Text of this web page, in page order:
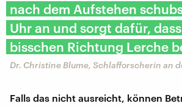
nach dem Aufstehen
Uhr an und sorgt dafür,
bisschen Richtung Lerche
Dr. Christine Blume, Schlafforscherin an
Falls das nicht ausreicht, können